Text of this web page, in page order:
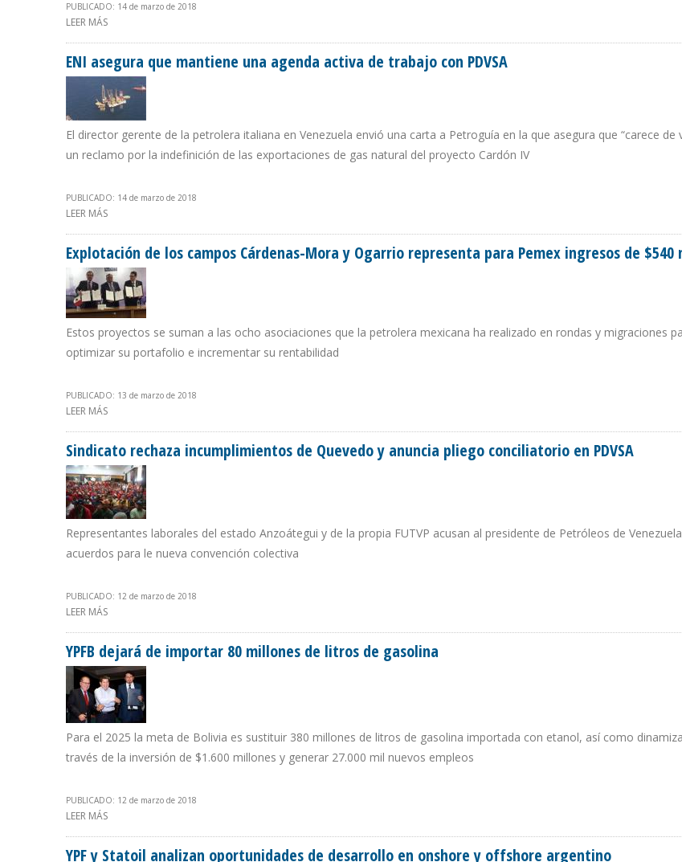
PUBLICADO: 14 de marzo de 2018
LEER MÁS
ENI asegura que mantiene una agenda activa de trabajo con PDVSA
El director gerente de la petrolera italiana en Venezuela envió una carta a Petroguía en la que asegura que “carece de
un reclamo por la indefinición de las exportaciones de gas natural del proyecto Cardón IV
PUBLICADO: 14 de marzo de 2018
LEER MÁS
Explotación de los campos Cárdenas-Mora y Ogarrio representa para Pemex ingresos de $540
Estos proyectos se suman a las ocho asociaciones que la petrolera mexicana ha realizado en rondas y migraciones
optimizar su portafolio e incrementar su rentabilidad
PUBLICADO: 13 de marzo de 2018
LEER MÁS
Sindicato rechaza incumplimientos de Quevedo y anuncia pliego conciliatorio en PDVSA
Representantes laborales del estado Anzoátegui y de la propia FUTVP acusan al presidente de Petróleos de
acuerdos para le nueva convención colectiva
PUBLICADO: 12 de marzo de 2018
LEER MÁS
YPFB dejará de importar 80 millones de litros de gasolina
Para el 2025 la meta de Bolivia es sustituir 380 millones de litros de gasolina importada con etanol, así como
través de la inversión de $1.600 millones y generar 27.000 mil nuevos empleos
PUBLICADO: 12 de marzo de 2018
LEER MÁS
YPF y Statoil analizan oportunidades de desarrollo en onshore y offshore argentino